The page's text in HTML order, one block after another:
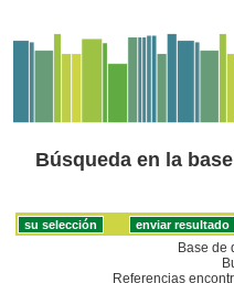
Búsqueda en la
Base de
Referencias